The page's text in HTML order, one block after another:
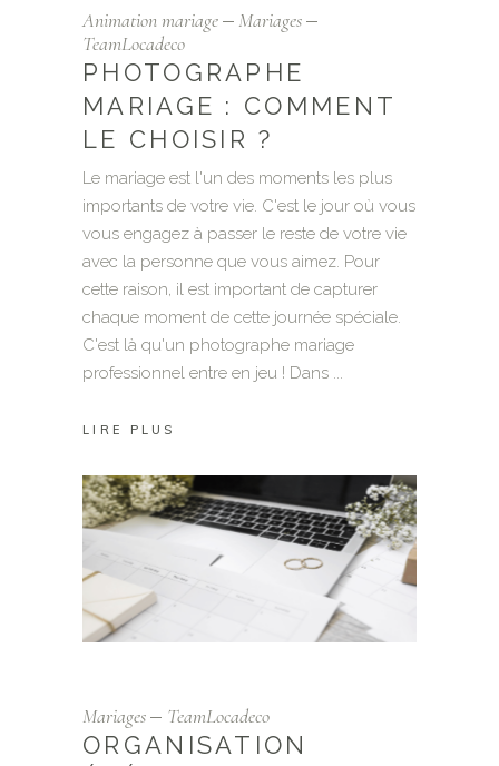
Animation mariage
Mariages
TeamLocadeco
PHOTOGRAPHE
MARIAGE : COMMENT
LE CHOISIR ?
Le mariage est l'un des moments les plus
importants de votre vie. C'est le jour où vous
vous engagez à passer le reste de votre vie
avec la personne que vous aimez. Pour
cette raison, il est important de capturer
chaque moment de cette journée spéciale.
C'est là qu'un photographe mariage
professionnel entre en jeu ! Dans
LIRE PLUS
Mariages TeamLocadeco
ORGANISATION